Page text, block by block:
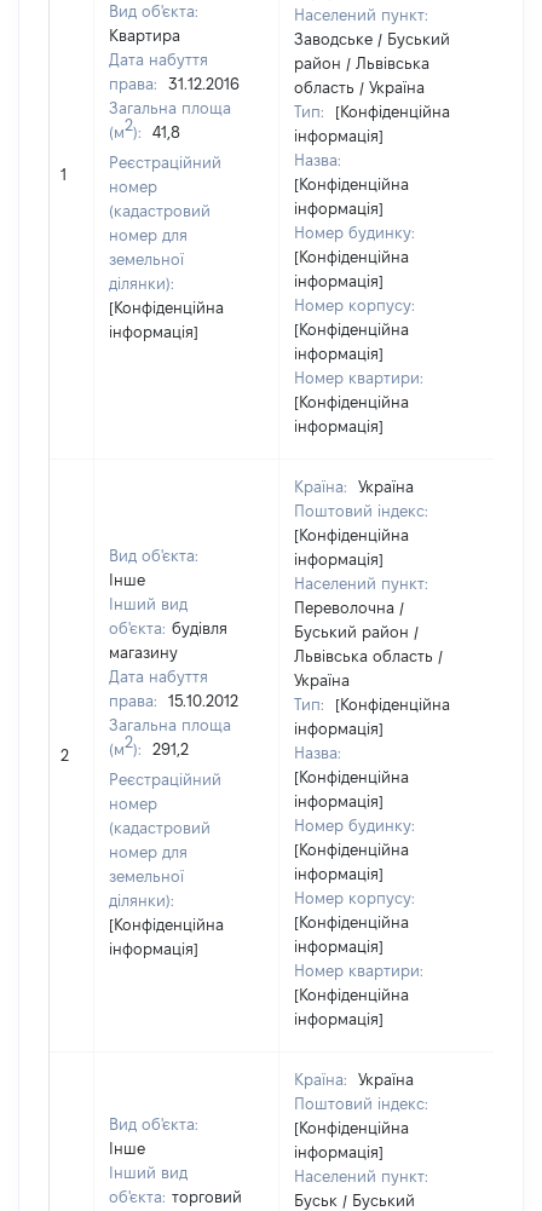
1
Вид об'єкта:
Квартира
Дата набуття
права:
31.12.2016
Загальна площа
(м2):
41,8
Реєстраційний
номер
(кадастровий
номер для
земельної
ділянки):
[Конфіденційна
інформація]
Населений пункт:
Заводське / Буський
район / Львівська
область / Україна
Тип:
[Конфіденційна
інформація]
Назва:
[Конфіденційна
інформація]
Номер будинку:
[Конфіденційна
інформація]
Номер корпусу:
[Конфіденційна
інформація]
Номер квартири:
[Конфіденційна
інформація]
2
Вид об'єкта:
Інше
Інший вид
об'єкта: будівля
магазину
Дата набуття
права:
15.10.2012
Загальна площа
(м2):
291,2
Реєстраційний
номер
(кадастровий
номер для
земельної
ділянки):
[Конфіденційна
інформація]
Країна:
Україна
Поштовий індекс:
[Конфіденційна
інформація]
Населений пункт:
Переволочна /
Буський район /
Львівська область /
Україна
Тип:
[Конфіденційна
інформація]
Назва:
[Конфіденційна
інформація]
Номер будинку:
[Конфіденційна
інформація]
Номер корпусу:
[Конфіденційна
інформація]
Номер квартири:
[Конфіденційна
інформація]
Вид об'єкта:
Інше
Інший вид
об'єкта: торговий
Країна:
Україна
Поштовий індекс:
[Конфіденційна
інформація]
Населений пункт:
Буськ / Буський